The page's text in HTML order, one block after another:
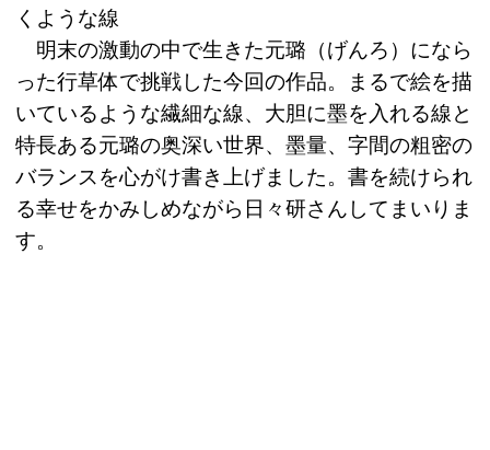
くような線
明末の激動の中で生きた元璐（げんろ）になら
った行草体で挑戦した今回の作品。まるで絵を描
いているような繊細な線、大胆に墨を入れる線と
特長ある元璐の奥深い世界、墨量、字間の粗密の
バランスを心がけ書き上げました。書を続けられ
る幸せをかみしめながら日々研さんしてまいりま
す。